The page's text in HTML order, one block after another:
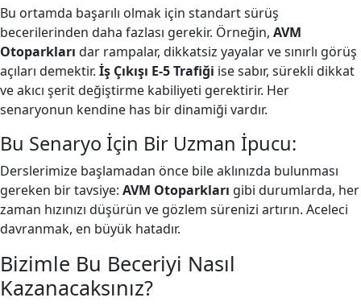
Bu ortamda başarılı olmak için standart sürüş
becerilerinden daha fazlası gerekir. Örneğin, AVM
Otoparkları dar rampalar, dikkatsiz yayalar ve sınırlı görüş
açıları demektir. İş Çıkışı E-5 Trafiği ise sabır, sürekli dikkat
ve akıcı şerit değiştirme kabiliyeti gerektirir. Her
senaryonun kendine has bir dinamiği vardır.
Bu Senaryo İçin Bir Uzman İpucu:
Derslerimize başlamadan önce bile aklınızda bulunması
gereken bir tavsiye: AVM Otoparkları gibi durumlarda, her
zaman hızınızı düşürün ve gözlem sürenizi artırın. Aceleci
davranmak, en büyük hatadır.
Bizimle Bu Beceriyi Nasıl
Kazanacaksınız?